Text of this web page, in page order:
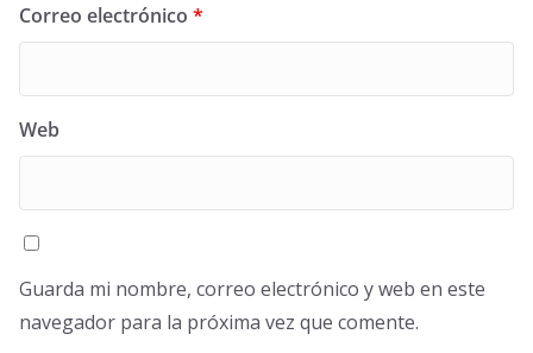
Correo electrónico *
Web
Guarda mi nombre, correo electrónico y web en este
navegador para la próxima vez que comente.